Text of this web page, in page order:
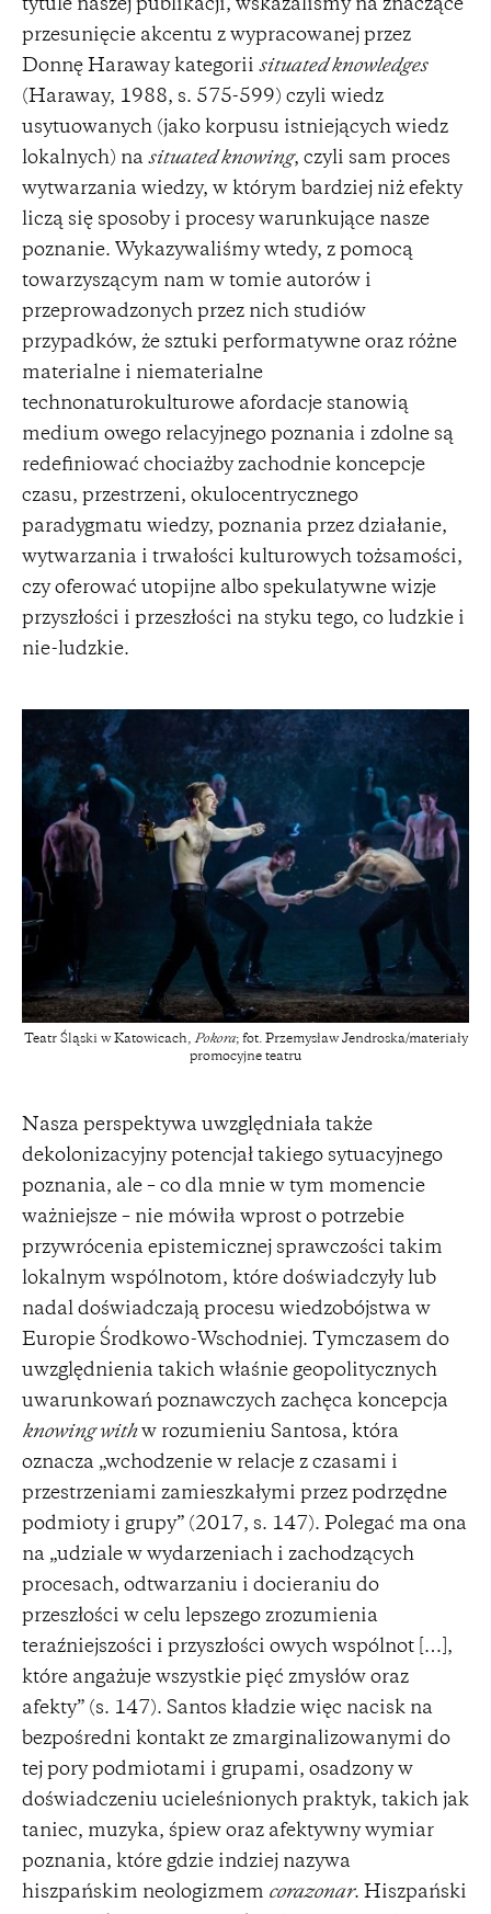
tytule naszej publikacji, wskazaliśmy na znaczące
przesunięcie akcentu z wypracowanej przez
Donnę Haraway kategorii situated knowledges
(Haraway, 1988, s. 575-599) czyli wiedz
usytuowanych (jako korpusu istniejących wiedz
lokalnych) na situated knowing, czyli sam proces
wytwarzania wiedzy, w którym bardziej niż efekty
liczą się sposoby i procesy warunkujące nasze
poznanie. Wykazywaliśmy wtedy, z pomocą
towarzyszącym nam w tomie autorów i
przeprowadzonych przez nich studiów
przypadków, że sztuki performatywne oraz różne
materialne i niematerialne
technonaturokulturowe afordacje stanowią
medium owego relacyjnego poznania i zdolne są
redefiniować chociażby zachodnie koncepcje
czasu, przestrzeni, okulocentrycznego
paradygmatu wiedzy, poznania przez działanie,
wytwarzania i trwałości kulturowych tożsamości,
czy oferować utopijne albo spekulatywne wizje
przyszłości i przeszłości na styku tego, co ludzkie i
nie-ludzkie.
Teatr Śląski w Katowicach, Pokora; fot. Przemysław Jendroska/materiały
promocyjne teatru
Nasza perspektywa uwzględniała także
dekolonizacyjny potencjał takiego sytuacyjnego
poznania, ale – co dla mnie w tym momencie
ważniejsze – nie mówiła wprost o potrzebie
przywrócenia epistemicznej sprawczości takim
lokalnym wspólnotom, które doświadczyły lub
nadal doświadczają procesu wiedzobójstwa w
Europie Środkowo-Wschodniej. Tymczasem do
uwzględnienia takich właśnie geopolitycznych
uwarunkowań poznawczych zachęca koncepcja
knowing withw rozumieniu Santosa, która
oznacza „wchodzenie w relacje z czasami i
przestrzeniami zamieszkałymi przez podrzędne
podmioty i grupy” (2017, s. 147). Polegać ma ona
na „udziale w wydarzeniach i zachodzących
procesach, odtwarzaniu i docieraniu do
przeszłości w celu lepszego zrozumienia
teraźniejszości i przyszłości owych wspólnot […],
które angażuje wszystkie pięć zmysłów oraz
afekty” (s. 147). Santos kładzie więc nacisk na
bezpośredni kontakt ze zmarginalizowanymi do
tej pory podmiotami i grupami, osadzony w
doświadczeniu ucieleśnionych praktyk, takich jak
taniec, muzyka, śpiew oraz afektywny wymiar
poznania, które gdzie indziej nazywa
hiszpańskim neologizmem corazonar. Hiszpański